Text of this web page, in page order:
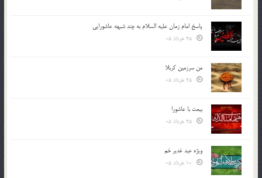
پاسخ امام زمان علیه السلام به چند شبهه عاشورایی
من سرزمین کربلا
بیعت با عاشورا
ویژه عید غدیر خم